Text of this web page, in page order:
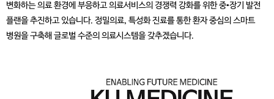
변화하는 의료 환경에 부응하고 의료서비스의 경쟁력 강화를 위한 중•장기 발전
플랜을 추진하고 있습니다. 정밀의료, 특성화 진료를 통한 환자 중심의 스마트
병원을 구축해 글로벌 수준의 의료시스템을 갖추겠습니다.